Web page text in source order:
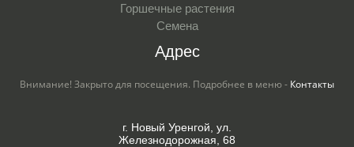
Горшечные растения
Семена
Адрес
Внимание! Закрыто для посещения. Подробнее в меню - Контакты
г. Новый Уренгой, ул.
Железнодорожная, 68